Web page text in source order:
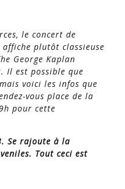
le concert de
plutôt classieuse
George Kaplan
Il est possible que
voici les infos que
vous place de la
pour cette
Se rajoute à la
Tout ceci est